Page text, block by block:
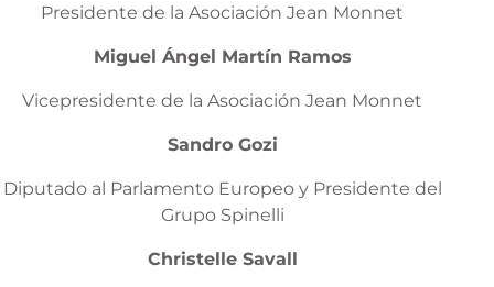
Presidente de la Asociación Jean Monnet
Miguel Ángel Martín Ramos
Vicepresidente de la Asociación Jean Monnet
Sandro Gozi
Diputado al Parlamento Europeo y Presidente del
Grupo Spinelli
Christelle Savall